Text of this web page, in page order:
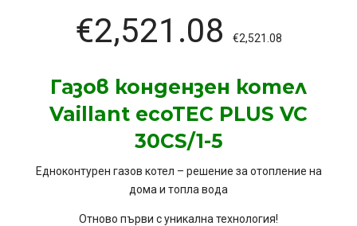
€2,521.08 €2,521.08
Газов кондензен котел
Vaillant ecoTEC PLUS VC
30CS/1-5
Едноконтурен газов котел – решение за отопление на
дома и топла вода
Отново първи с уникална технология!